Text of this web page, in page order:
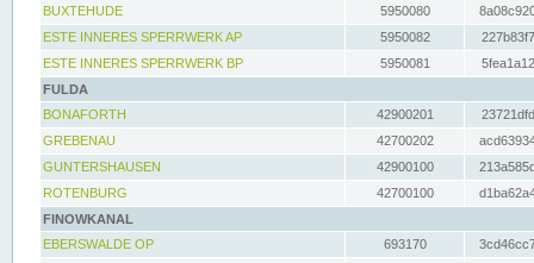
BUXTEHUDE
5950080
ESTE INNERES SPERRWERK AP
5950082
ESTE INNERES SPERRWERK BP
5950081
FULDA
BONAFORTH
42900201
GREBENAU
42700202
GUNTERSHAUSEN
42900100
ROTENBURG
42700100
FINOWKANAL
EBERSWALDE OP
693170